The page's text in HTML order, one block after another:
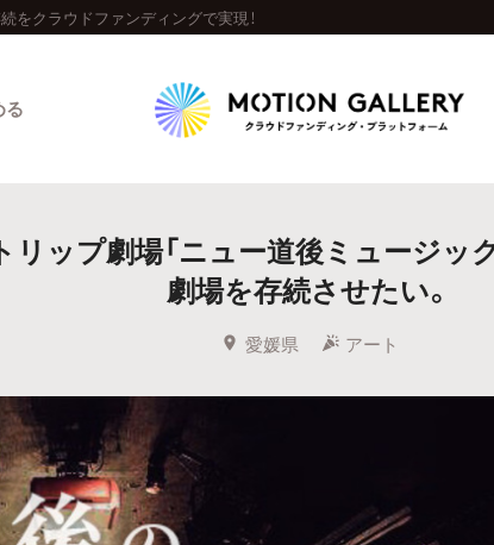
をクラウドファンディングで実現！
人気のプロジェクト 新着プロジェクト 終了間
Feature
タグから探す キュレーターから探す 特集
最新達成プロジェクト 調達額が大きいプロジ
る
リップ劇場「ニュー道後ミュージッ
劇場を存続させたい。
愛媛県 アート